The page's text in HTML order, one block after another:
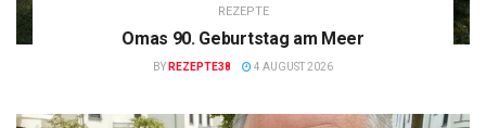
REZEPTE
Omas 90. Geburtstag am Meer
BY REZEPTE38 4 AUGUST 2026